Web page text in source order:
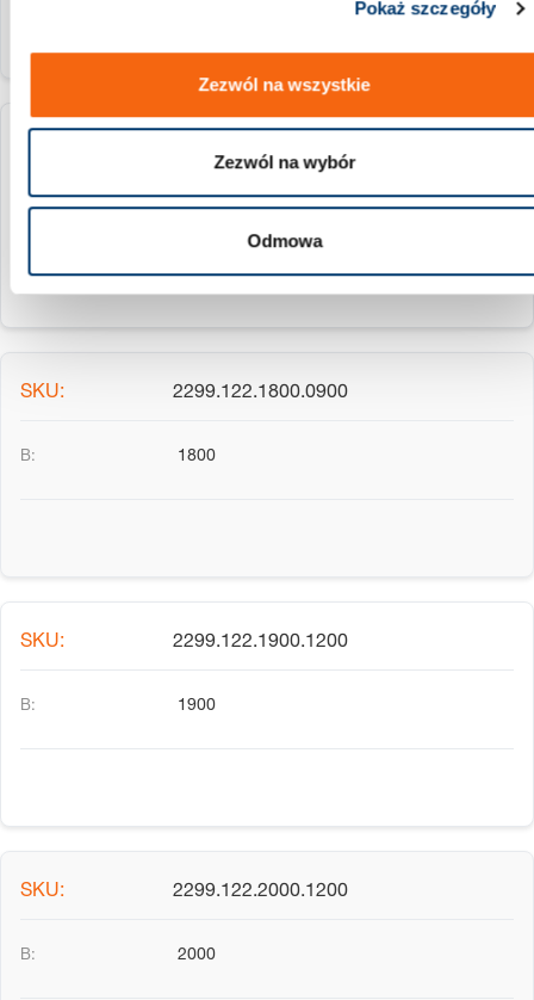
Pokaż szczegóły
Zezwól na wszystkie
Zezwól na wybór
Odmowa
1700
2299.122.1800.0900
1800
2299.122.1900.1200
1900
2299.122.2000.1200
2000